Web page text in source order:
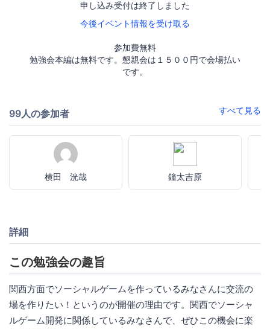
申し込み受付は終了しました
今後イベント情報を受け取る
参加費無料
勉強会本編は無料です。懇親会は１５００円で会場払い
です。
99人の参加者 すべて見る
横田 洸哉 鐘太吉原
詳細
この勉強会の趣旨
関西方面でソーシャルゲームを作っているみなさんに交流の
場を作りたい！というのが開催の理由です。関西でソーシャ
ルゲーム開発に関係しているみなさんで、ぜひこの機会に楽